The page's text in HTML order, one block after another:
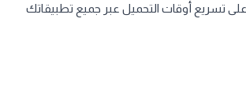
على تسريع أوقات التحميل عبر جميع تطبيقاتك